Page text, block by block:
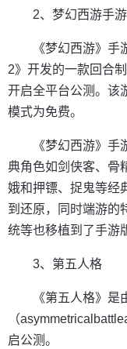
2、梦幻西游手游
《梦幻西游》
2》开发的一款回合
开启全平台公测。该
模式为免费。
《梦幻西游》
典角色如剑侠客、骨
娥和押镖、捉鬼等经
到还原，同时端游的
统等也移植到了手游
3、第五人格
《第五人格》
（
启公测。